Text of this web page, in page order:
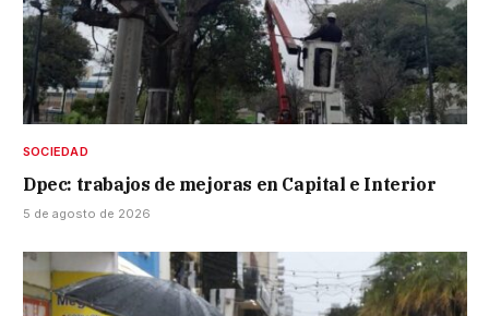
SOCIEDAD
Dpec: trabajos de mejoras en Capital e Interior
5 de agosto de 2026